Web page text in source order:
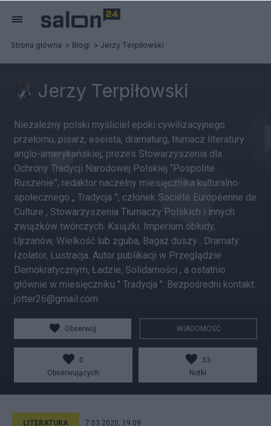
Strona główna Blogi Jerzy Terpiłowski
Jerzy Terpiłowski
Niezależny polski myśliciel epoki cywilizacyjnego
przełomu, pisarz, eseista, dramaturg, tłumacz literatury
anglo-amerykańskiej, prezes Stowarzyszenia dla
Ochrony Tradycji Narodowej Polskiej “Pospolite
Ruszenie”, redaktor naczelny miesięcznika kulturalno-
społecznego „ Tradycja ”, członek Société Européenne de
Culture , Stowarzyszenia Tłumaczy Polskich i innych
związków twórczych. Książki: Imperium obłudy,
Ujrzanów, Wielkość lub zguba, Bagaż duszy . Dramaty:
Izolator, Lustracja. Autor publikacji w Przeglądzie
Demokratycznym, Ładzie, Solidarności , a ostatnio
głównie w miesięczniku " Tradycja ". Bezpośredni kontakt:
jotter26@gmail.com
Obserwuj WIADOMOŚĆ
0
Obserwujących
33
Notki
LITERATURA 7.03.2020, 19:09